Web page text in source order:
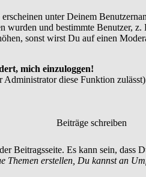
unter Deinem
wurden und bestimmte Benutzer,
sonst wirst Du auf einen
mich einzuloggen!
diese Funktion
Beiträge schreiben
Beitragsseite. Es kann sein,
Themen erstellen, Du kannst an